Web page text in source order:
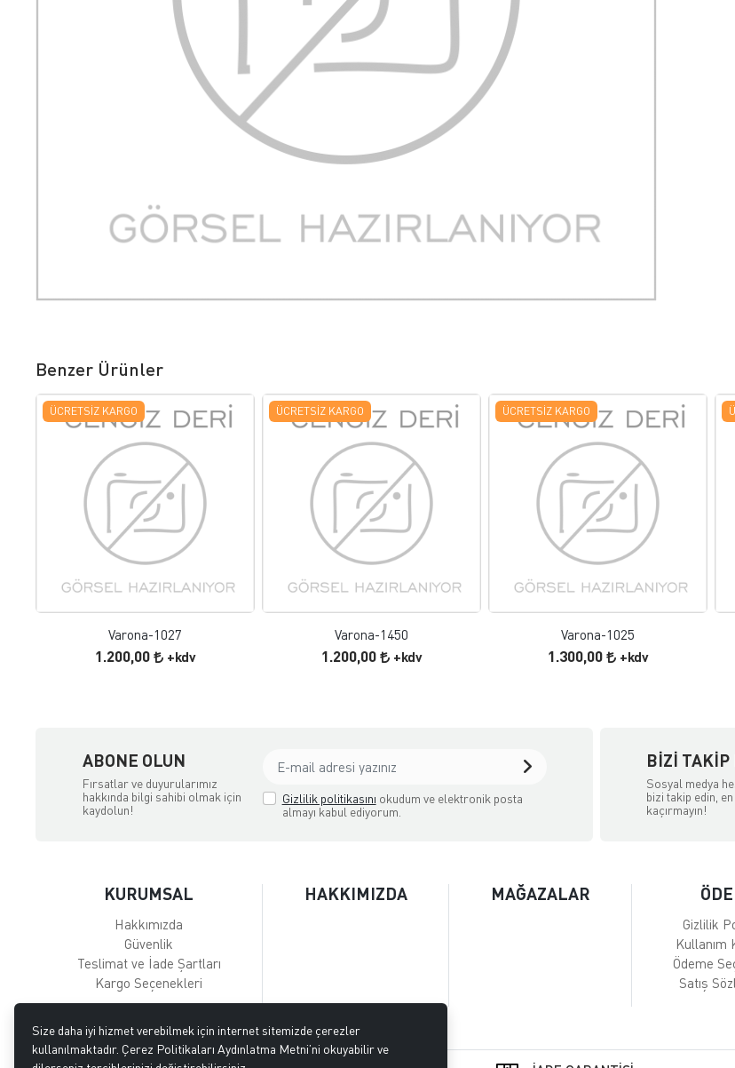
Benzer Ürünler
FAVORILERE EKLE
ÜRÜN İNCELE
ÜCRETSIZ KARGO
Varona-1027
1.200,00 +kdv
FAVORILERE EKLE
ÜRÜN İNCELE
ÜCRETSIZ KARGO
Varona-1450
1.200,00 +kdv
FAVORILERE EKLE
ÜRÜN İNCELE
ÜCRETSIZ KARGO
Varona-1025
1.300,00 +kdv
ABONE OLUN
Fırsatlar ve duyurularımız
hakkında bilgi sahibi olmak için
kaydolun!
Gizlilik politikasını okudum ve elektronik posta
almayı kabul ediyorum.
BIZI TAKIP
Sosyal medya
bizi takip edin,
kaçırmayın!
KURUMSAL
Hakkımızda
Güvenlik
Teslimat ve İade Şartları
Kargo Seçenekleri
HAKKIMIZDA MAĞAZALAR
Gizlilik
Kullanım
Ödeme
Satış
Size daha iyi hizmet verebilmek için internet sitemizde çerezler
kullanılmaktadır. Çerez Politikaları Aydınlatma Metni’ni okuyabilir ve